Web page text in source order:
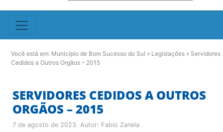
Você está em: Município de Bom Sucesso do Sul » Legislações » Servidores
Cedidos a Outros Orgãos – 2015
SERVIDORES CEDIDOS A OUTROS
ORGÃOS – 2015
7 de agosto de 2023. Autor: Fabio Zanela